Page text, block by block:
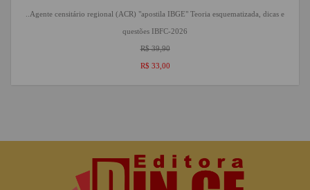
..Agente censitário regional (ACR) "apostila IBGE" Teoria esquematizada, dicas e
questões IBFC-2026
R$ 39,90
R$ 33,00